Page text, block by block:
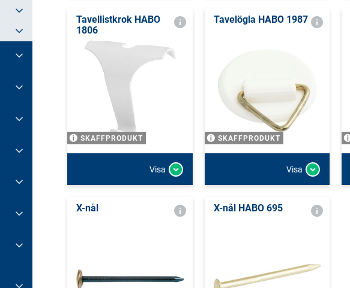
Tavellistkrok HABO
1806
SKAFFPRODUKT
Visa
Tavelögla HABO 1987
SKAFFPRODUKT
Visa
X-nål X-nål HABO 695